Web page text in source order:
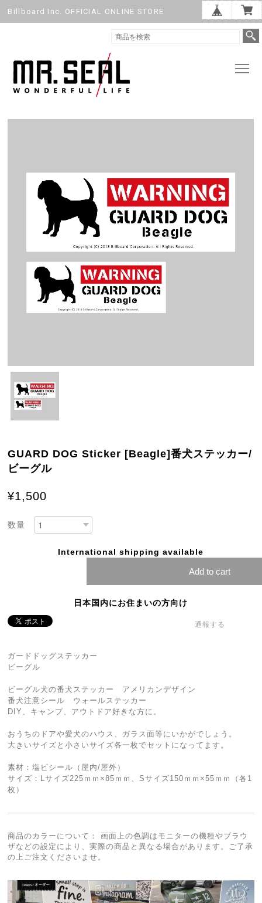
Billboard Inc. OFFICIAL ONLINE STORE
GUARD DOG Sticker [Beagle]番犬ステッカー/
ビーグル
¥1,500
数量
International shipping available
Add to cart
日本国内にお住まいの方向け
通報する
ガードドッグステッカー
ビーグル
ビーグル犬の番犬ステッカー アメリカンデザイン
番犬注意シール ウォールステッカー
DIY、キャンプ、アウトドア好きな方に。
おうちのドアや愛犬のハウス、ガラス面等にいかがでしょう。
大きいサイズと小さいサイズ各一枚でセットになってます。
素材：塩ビシール（屋内/屋外）
サイズ：Lサイズ225ｍｍ×85ｍｍ、Sサイズ150ｍｍ×55ｍｍ（各1
枚）
商品のカラーについて： 画面上の色調はモニターの機種やブラウ
ザなどの設定により、実際の商品と異なる場合があります。ご了承
の上ご注文くださいませ。